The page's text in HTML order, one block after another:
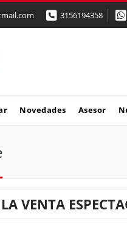
3156194358
Novedades Asesor
VENTA